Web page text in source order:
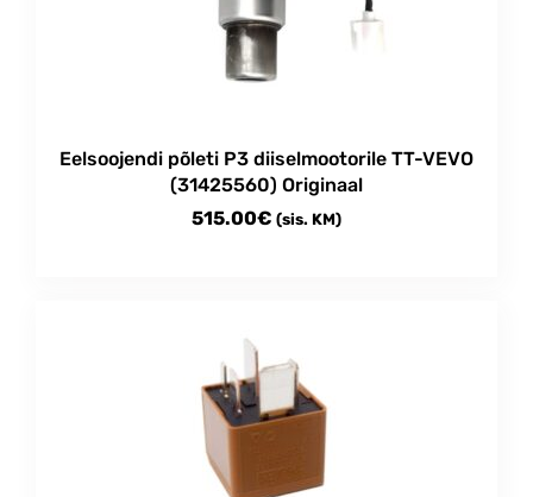
Eelsoojendi põleti P3 diiselmootorile TT-VEVO
(31425560) Originaal
515.00€ (sis. KM)